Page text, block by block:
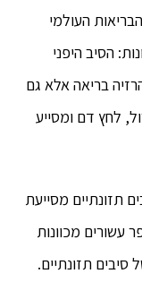
העולמי
הסיב היפני
בריאה אלא גם
לחץ דם ומסייע
תזונתיים מסייעת
עשורים מכוונות
תזונתיים.